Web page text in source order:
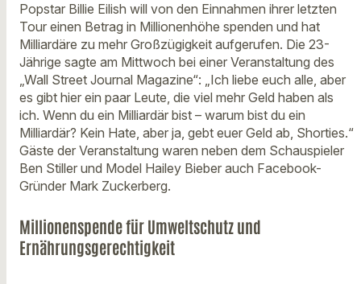
Popstar Billie Eilish will von den Einnahmen ihrer letzten
Tour einen Betrag in Millionenhöhe spenden und hat
Milliardäre zu mehr Großzügigkeit aufgerufen. Die 23-
Jährige sagte am Mittwoch bei einer Veranstaltung des
„Wall Street Journal Magazine“: „Ich liebe euch alle, aber
es gibt hier ein paar Leute, die viel mehr Geld haben als
ich. Wenn du ein Milliardär bist – warum bist du ein
Milliardär? Kein Hate, aber ja, gebt euer Geld ab, Shorties.“
Gäste der Veranstaltung waren neben dem Schauspieler
Ben Stiller und Model Hailey Bieber auch Facebook-
Gründer Mark Zuckerberg.
Millionenspende für Umweltschutz und
Ernährungsgerechtigkeit